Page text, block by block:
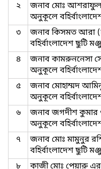
২
জনাব মোঃ
অনুকূলে
৩
জনাব কিসমত আরা
বহির্বাংলাদেশ ছুটি
৪
জনাব কামরুননেসা
অনুকূলে
৫
জনাব মোহাম্মদ
অনুকূলে
৬
জনাব জগদীশ কুমার
অনুকূলে
৭
জনাব মোঃ মামুনুর
বহির্বাংলাদেশ ছুটি
৮
কাজী মোঃ পেয়ারু এর